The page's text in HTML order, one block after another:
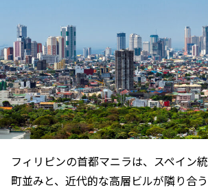
フィリピンの首都マニラは、スペイン
町並みと、近代的な高層ビルが隣り合